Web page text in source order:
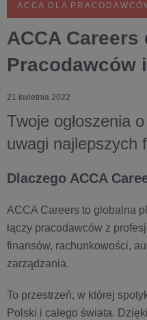
ACCA DLA
ACCA Careers
Pracodawców
21 kwietnia 2022
Twoje ogłoszenia
uwagi najlepszych
Dlaczego ACCA
ACCA Careers to globalna
łączy pracodawców z
finansów, rachunkowości,
zarządzania.
To przestrzeń, w której
Polski i całego świata.